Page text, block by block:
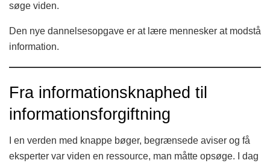
søge viden.
Den nye dannelsesopgave er at lære mennesker at modstå
information.
Fra informationsknaphed til
informationsforgiftning
I en verden med knappe bøger, begrænsede aviser og få
eksperter var viden en ressource, man måtte opsøge. I dag